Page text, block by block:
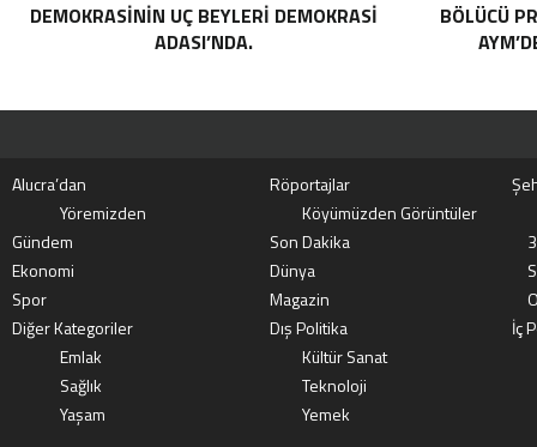
DEMOKRASININ UÇ BEYLERI DEMOKRASI
ADASI’NDA.
BÖLÜCÜ
Alucra’dan Röportajlar
Yöremizden
Köyümüzden Görüntüler
Gündem
Son Dakika
Ekonomi
Dünya
Spor
Magazin
Diğer Kategoriler
Dış Politika
İç
Emlak
Kültür Sanat
Sağlık
Teknoloji
Yaşam
Yemek